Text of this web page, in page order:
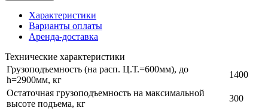
Характеристики
Варианты оплаты
Аренда-доставка
Технические характеристики
Грузоподъемность (на расп. Ц.Т.=600мм), до
h=2900мм, кг
1400
Остаточная грузоподъемность на максимальной
высоте подъема, кг
300